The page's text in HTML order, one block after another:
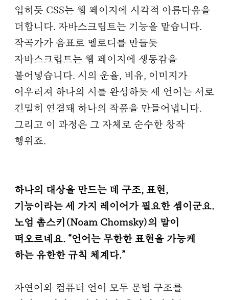
입히듯 CSS는 웹 페이지에 시각적 아름다움을
더합니다. 자바스크립트는 기능을 맡습니다.
작곡가가 음표로 멜로디를 만들듯
자바스크립트는 웹 페이지에 생동감을
불어넣습니다. 시의 운율, 비유, 이미지가
어우러져 하나의 시를 완성하듯 세 언어는 서로
긴밀히 연결돼 하나의 작품을 만들어냅니다.
그리고 이 과정은 그 자체로 순수한 창작
행위죠.
하나의 대상을 만드는 데 구조, 표현,
기능이라는 세 가지 레이어가 필요한 셈이군요.
노엄 촘스키(Noam Chomsky)의 말이
떠오르네요. “언어는 무한한 표현을 가능케
하는 유한한 규칙 체계다.”
자연어와 컴퓨터 언어 모두 문법 구조를